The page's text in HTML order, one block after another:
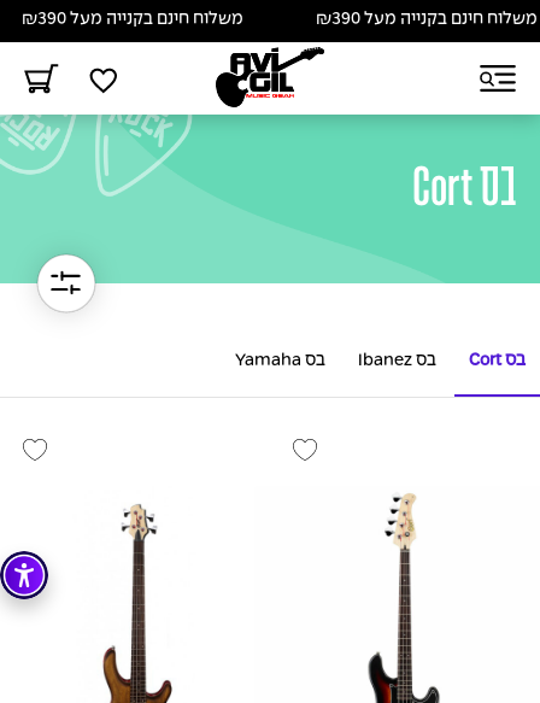
חינם בקנייה מעל ₪390 משלוח חינם בקנייה מעל ₪390
בס Cort
בס Cort בס Ibanez בס Yamaha